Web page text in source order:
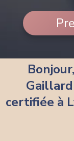
certifiée à